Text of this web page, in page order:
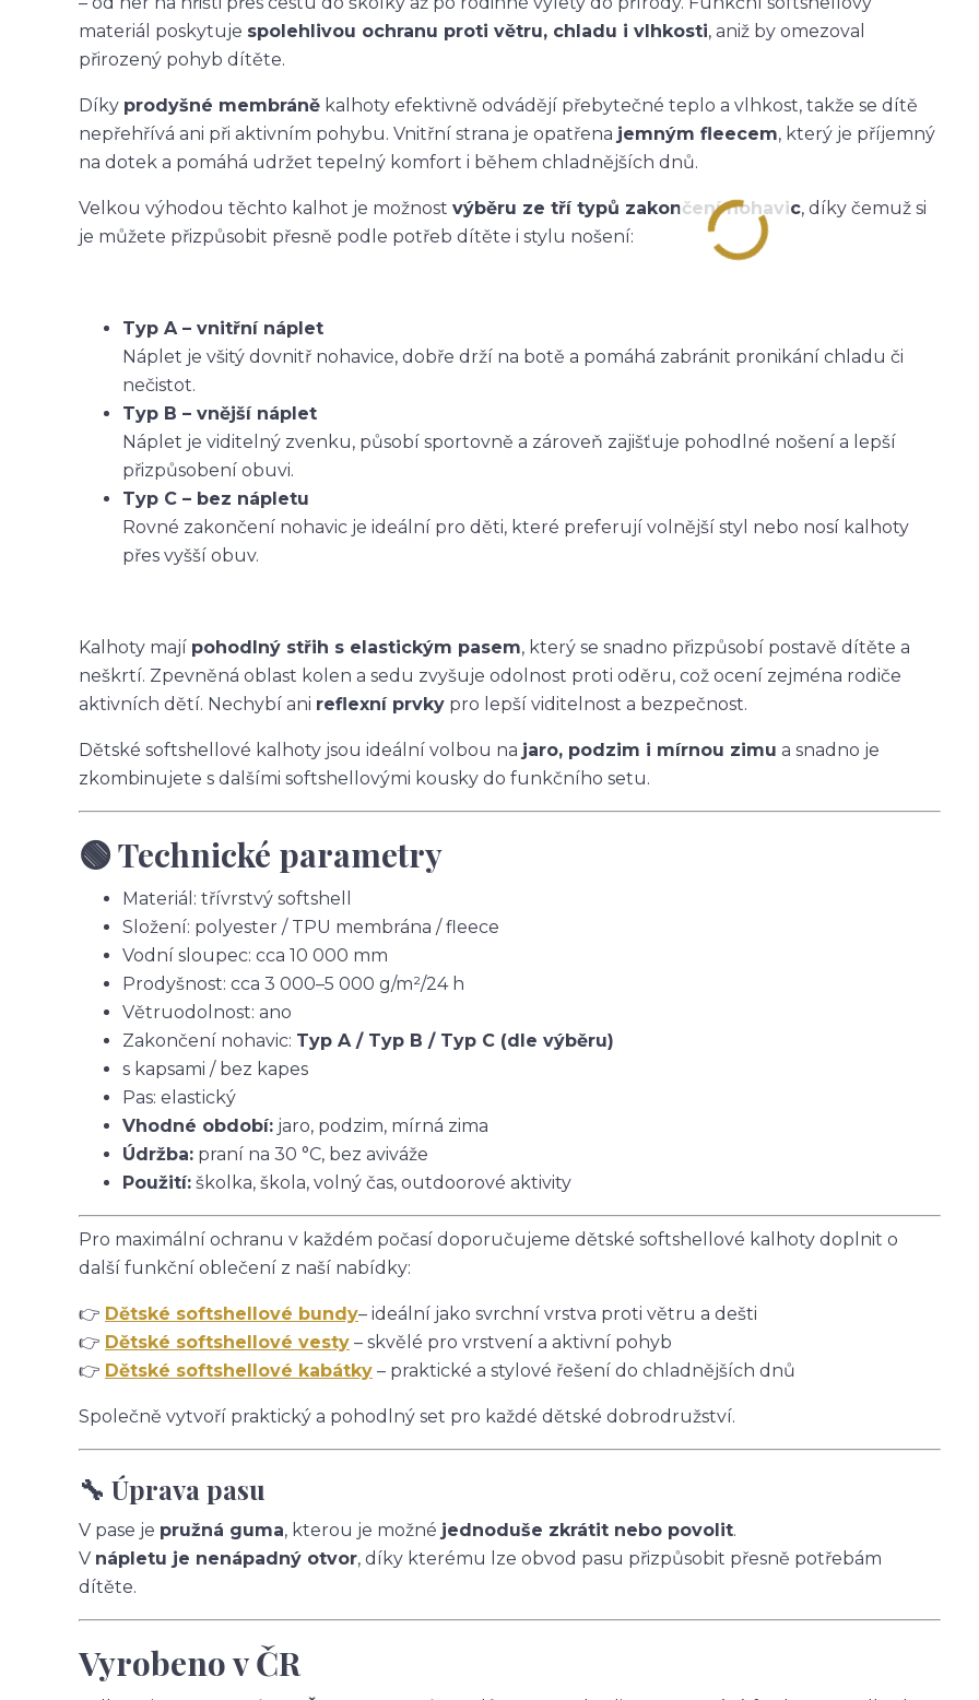
materiál poskytuje spolehlivou ochranu proti větru, chladu i vlhkosti, aniž by omezoval
přirozený pohyb dítěte.
Díky prodyšné membráně kalhoty efektivně odvádějí přebytečné teplo a vlhkost, takže se dítě
nepřehřívá ani při aktivním pohybu. Vnitřní strana je opatřena jemným fleecem, který je příjemný
na dotek a pomáhá udržet tepelný komfort i během chladnějších dnů.
Velkou výhodou těchto kalhot je možnost výběru ze tří typů zakončení nohavic, díky čemuž si
je můžete přizpůsobit přesně podle potřeb dítěte i stylu nošení:
Typ A – vnitřní náplet
Náplet je všitý dovnitř nohavice, dobře drží na botě a pomáhá zabránit pronikání chladu či
nečistot.
Typ B – vnější náplet
Náplet je viditelný zvenku, působí sportovně a zároveň zajišťuje pohodlné nošení a lepší
přizpůsobení obuvi.
Typ C – bez nápletu
Rovné zakončení nohavic je ideální pro děti, které preferují volnější styl nebo nosí kalhoty
přes vyšší obuv.
Kalhoty mají pohodlný střih s elastickým pasem, který se snadno přizpůsobí postavě dítěte a
neškrtí. Zpevněná oblast kolen a sedu zvyšuje odolnost proti oděru, což ocení zejména rodiče
aktivních dětí. Nechybí ani reflexní prvky pro lepší viditelnost a bezpečnost.
Dětské softshellové kalhoty jsou ideální volbou na jaro, podzim i mírnou zimu a snadno je
zkombinujete s dalšími softshellovými kousky do funkčního setu.
🟢 Technické parametry
Materiál: třívrstvý softshell
Složení: polyester / TPU membrána / fleece
Vodní sloupec: cca 10 000 mm
Prodyšnost: cca 3 000–5 000 g/m²/24 h
Větruodolnost: ano
Zakončení nohavic: Typ A / Typ B / Typ C (dle výběru)
s kapsami / bez kapes
Pas: elastický
Vhodné období: jaro, podzim, mírná zima
Údržba: praní na 30 °C, bez aviváže
Použití: školka, škola, volný čas, outdoorové aktivity
Pro maximální ochranu v každém počasí doporučujeme dětské softshellové kalhoty doplnit o
další funkční oblečení z naší nabídky:
👉 Dětské softshellové bundy– ideální jako svrchní vrstva proti větru a dešti
👉 Dětské softshellové vesty – skvělé pro vrstvení a aktivní pohyb
👉 Dětské softshellové kabátky – praktické a stylové řešení do chladnějších dnů
Společně vytvoří praktický a pohodlný set pro každé dětské dobrodružství.
🔧 Úprava pasu
V pase je pružná guma, kterou je možné jednoduše zkrátit nebo povolit.
V nápletu je nenápadný otvor, díky kterému lze obvod pasu přizpůsobit přesně potřebám
dítěte.
Vyrobeno v ČR